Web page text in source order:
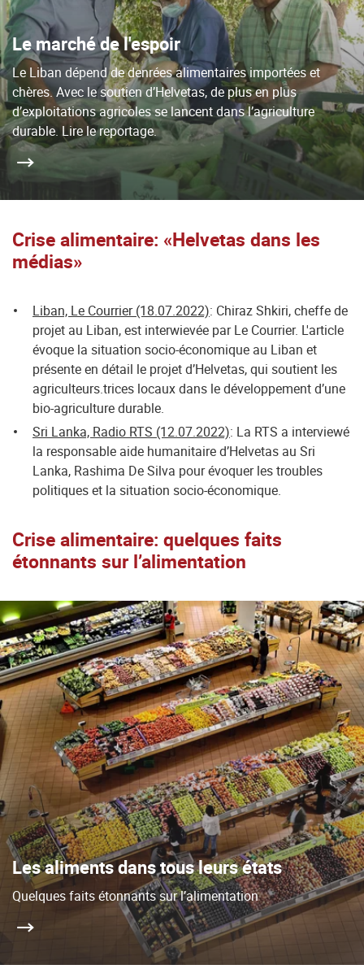
Le marché de l'espoir
Le Liban dépend de denrées alimentaires importées et
chères. Avec le soutien d’Helvetas, de plus en plus
d’exploitations agricoles se lancent dans l’agriculture
durable. Lire le reportage.
Crise alimentaire: «Helvetas dans les
médias»
Liban, Le Courrier (18.07.2022): Chiraz Shkiri, cheffe de
projet au Liban, est interwievée par Le Courrier. L'article
évoque la situation socio-économique au Liban et
présente en détail le projet d’Helvetas, qui soutient les
agriculteurs.trices locaux dans le développement d’une
bio-agriculture durable.
Sri Lanka, Radio RTS (12.07.2022): La RTS a interviewé
la responsable aide humanitaire d’Helvetas au Sri
Lanka, Rashima De Silva pour évoquer les troubles
politiques et la situation socio-économique.
Crise alimentaire: quelques faits
étonnants sur l’alimentation
Les aliments dans tous leurs états
Quelques faits étonnants sur l’alimentation